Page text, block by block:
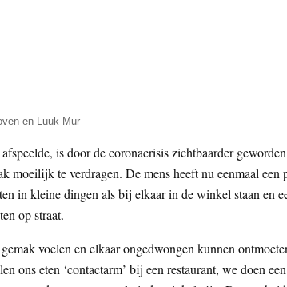
en Luuk Mur
is door de coronacrisis zichtbaarder
moeilijk te verdragen. De mens heeft nu eenmaal een
in kleine dingen als bij elkaar in de winkel staan en
op straat.
voelen en elkaar ongedwongen kunnen
ons eten ‘contactarm’ bij een restaurant, we doen